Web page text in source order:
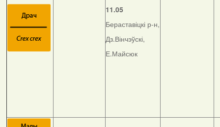
11.05
Бераставіцкі р-н,
Дз.Вінчэўскі,
Е.Майсюк